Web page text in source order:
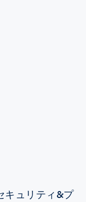
キュリティ&プ